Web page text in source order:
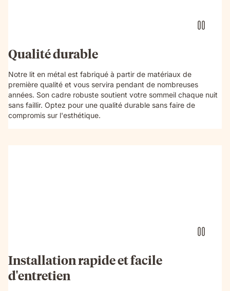
Qualité durable
Notre lit en métal est fabriqué à partir de matériaux de
première qualité et vous servira pendant de nombreuses
années. Son cadre robuste soutient votre sommeil chaque nuit
sans faillir. Optez pour une qualité durable sans faire de
compromis sur l'esthétique.
Installation rapide et facile
d'entretien